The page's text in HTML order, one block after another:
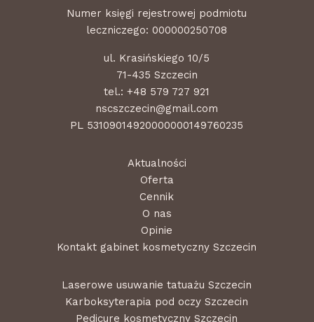
Numer księgi rejestrowej podmiotu
leczniczego: 000000250708
ul. Krasińskiego 10/5
71-435 Szczecin
tel.:+48 579 727 921
nscszczecin@gmail.com
PL 53109014920000000149760235
Aktualności
Oferta
Cennik
O nas
Opinie
Kontakt gabinet kosmetyczny Szczecin
Laserowe usuwanie tatuażu Szczecin
Karboksyterapia pod oczy Szczecin
Pedicure kosmetyczny Szczecin